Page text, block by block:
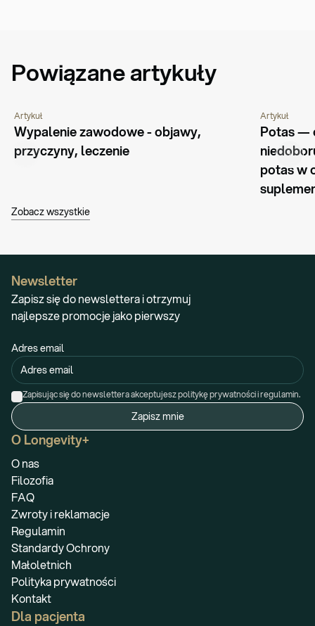
Powiązane artykuły
CHOROBY I SCHORZENIA
Artykuł
Wypalenie zawodowe - objawy,
przyczyny, leczenie
Artykuł
Potas —
potas w
Zobacz wszystkie
O Longevity+
O nas
Filozofia
FAQ
Zwroty i reklamacje
Regulamin
Standardy Ochrony
Małoletnich
Polityka prywatności
Kontakt
Dla pacjenta
Newsletter
Zapisz się do newslettera i otrzymuj
najlepsze promocje jako pierwszy
Adres email
Zapisując się do newslettera akceptujesz politykę prywatności i regulamin.
Zapisz mnie